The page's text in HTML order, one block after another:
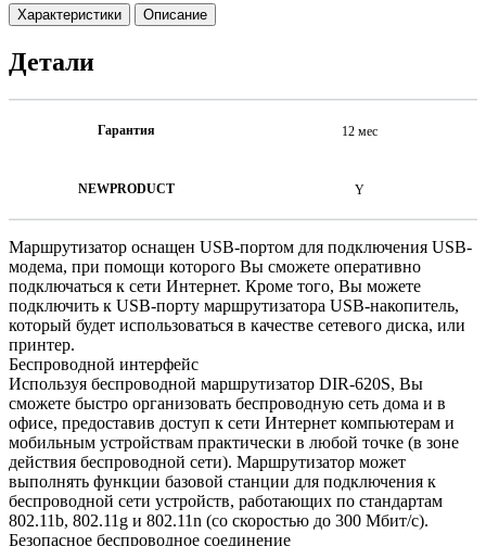
Характеристики Описание
Детали
Гарантия 12 мес
NEWPRODUCT Y
Маршрутизатор оснащен USB-портом для подключения USB-
модема, при помощи которого Вы сможете оперативно
подключаться к сети Интернет. Кроме того, Вы можете
подключить к USB-порту маршрутизатора USB-накопитель,
который будет использоваться в качестве сетевого диска, или
принтер.
Беспроводной интерфейс
Используя беспроводной маршрутизатор DIR-620S, Вы
сможете быстро организовать беспроводную сеть дома и в
офисе, предоставив доступ к сети Интернет компьютерам и
мобильным устройствам практически в любой точке (в зоне
действия беспроводной сети). Маршрутизатор может
выполнять функции базовой станции для подключения к
беспроводной сети устройств, работающих по стандартам
802.11b, 802.11g и 802.11n (со скоростью до 300 Мбит/с).
Безопасное беспроводное соединение